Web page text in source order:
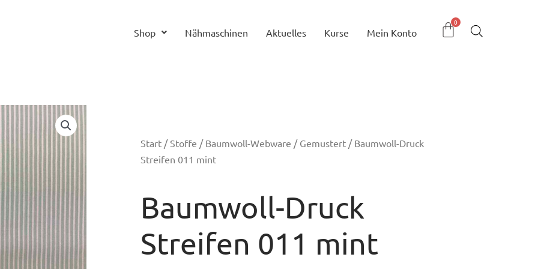
Shop Nähmaschinen Aktuelles Kurse Mein Konto
Start / Stoffe / Baumwoll-Webware / Gemustert / Baumwoll-Druck
Streifen 011 mint
Baumwoll-Druck
Streifen 011 mint